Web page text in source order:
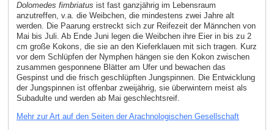
Dolomedes fimbriatus ist fast ganzjährig im Lebensraum
anzutreffen, v.a. die Weibchen, die mindestens zwei Jahre alt
werden. Die Paarung erstreckt sich zur Reifezeit der Männchen von
Mai bis Juli. Ab Ende Juni legen die Weibchen ihre Eier in bis zu 2
cm große Kokons, die sie an den Kieferklauen mit sich tragen. Kurz
vor dem Schlüpfen der Nymphen hängen sie den Kokon zwischen
zusammen gesponnene Blätter am Ufer und bewachen das
Gespinst und die frisch geschlüpften Jungspinnen. Die Entwicklung
der Jungspinnen ist offenbar zweijährig, sie überwintern meist als
Subadulte und werden ab Mai geschlechtsreif.
Mehr zur Art auf den Seiten der Arachnologischen Gesellschaft